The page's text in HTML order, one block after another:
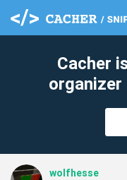
Cacher
wolfhesse